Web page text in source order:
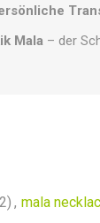
Mala – der
, mala